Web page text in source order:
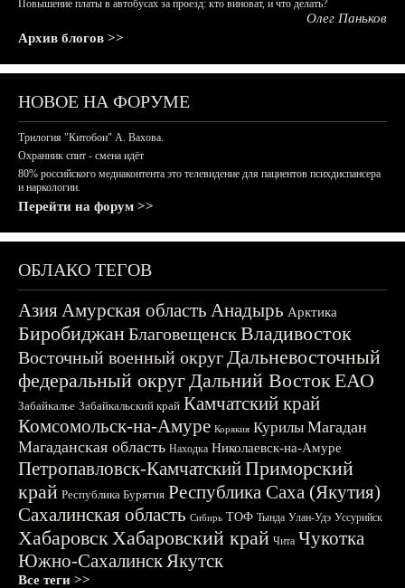
Повышение платы в автобусах за проезд: кто виноват, и что делать?
Олег Паньков
Архив блогов >>
НОВОЕ НА ФОРУМЕ
Трилогия "Китобои" А. Вахова.
Охранник спит - смена идёт
80% российского медиаконтента это телевидение для пациентов психдиспансера
и наркологии.
Перейти на форум >>
ОБЛАКО ТЕГОВ
АзияАмурская область Анадырь Арктика
БиробиджанБлаговещенскВладивосток
Восточный военный округДальневосточный
федеральный округДальний ВостокЕАО
Забайкалье Забайкальский край Камчатский край
Комсомольск-на-Амуре Корякия Курилы Магадан
Магаданская область Находка Николаевск-на-Амуре
Петропавловск-КамчатскийПриморский
край Республика Бурятия Республика Саха (Якутия)
Сахалинская область Сибирь ТОФ Тында Улан-Удэ Уссурийск
ХабаровскХабаровский край Чита Чукотка
Южно-СахалинскЯкутск
Все теги >>